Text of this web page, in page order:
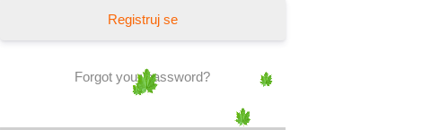
Registruj se
Forgot your password?